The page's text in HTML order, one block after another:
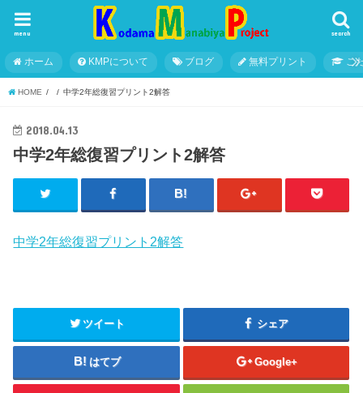
search
menu
ホーム KMPについて ブログ 無料プリント こ
HOME 中学2年総復習プリント2解答
2018.04.13
中学2年総復習プリント2解答
中学2年総復習プリント2解答
ツイート シェア
はてブ Google+